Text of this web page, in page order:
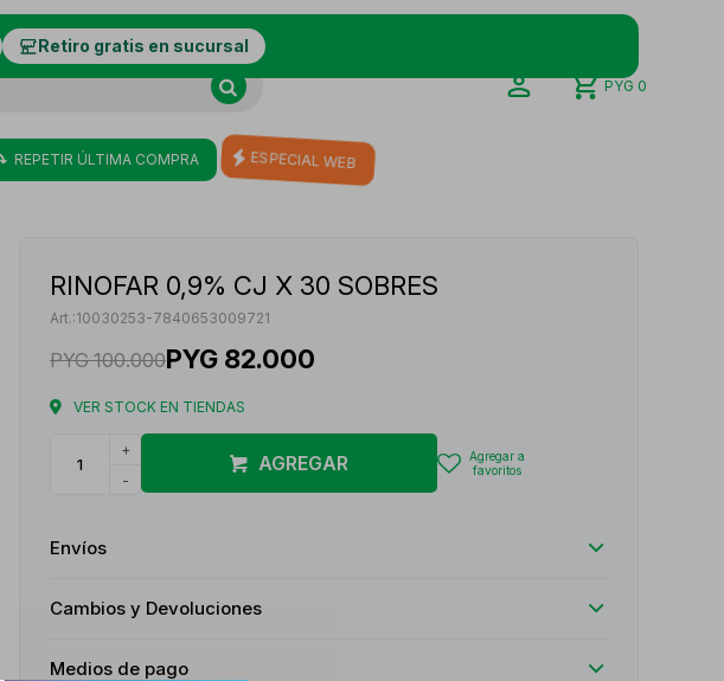
Retiro gratis en sucursal
REPETIR ÚLTIMA COMPRA ESPECIAL WEB
PYG 0
RINOFAR 0,9% CJ X 30 SOBRES
10030253-7840653009721
PYG 100.000PYG 82.000
VER STOCK EN TIENDAS
+
-
AGREGAR
Envíos
Cambios y Devoluciones
Medios de pago